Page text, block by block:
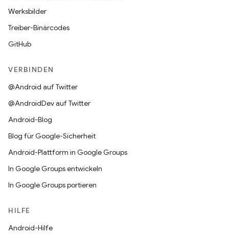
Werksbilder
Treiber-Binärcodes
GitHub
VERBINDEN
@Android auf Twitter
@AndroidDev auf Twitter
Android-Blog
Blog für Google-Sicherheit
Android-Plattform in Google Groups
In Google Groups entwickeln
In Google Groups portieren
HILFE
Android-Hilfe